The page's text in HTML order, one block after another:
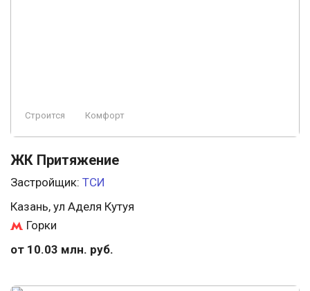
Строится Комфорт
ЖК Притяжение
Застройщик: ТСИ
Казань, ул Аделя Кутуя
Горки
от 10.03 млн. руб.